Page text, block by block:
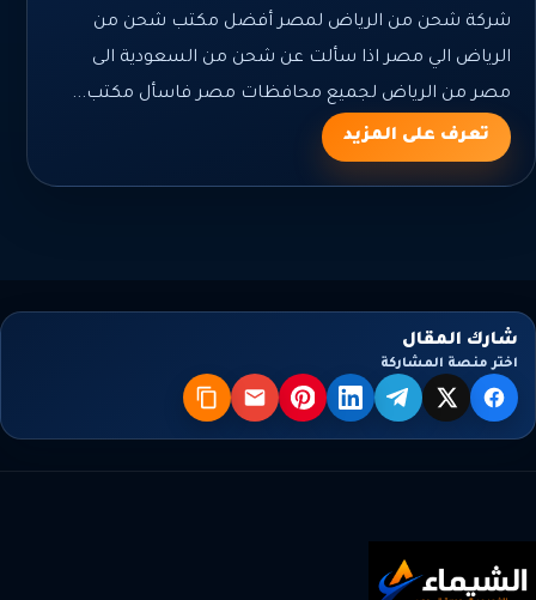
شركة شحن من الرياض لمصر أفضل مكتب شحن من
الرياض الي مصر اذا سألت عن شحن من السعودية الى
مصر من الرياض لجميع محافظات مصر فاسأل مكتب...
تعرف على المزيد
شارك المقال
اختر منصة المشاركة
فيسبوك
X تيليجراملينكدإنبنترستالبريد نسخ